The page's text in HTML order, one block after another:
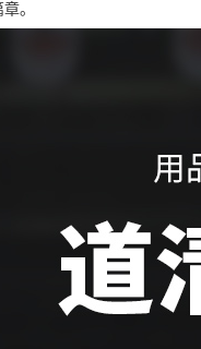
。